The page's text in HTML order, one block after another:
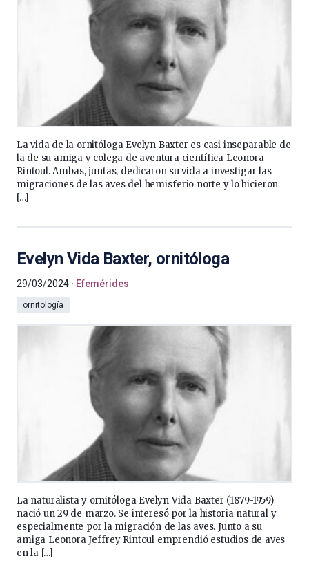
La vida de la ornitóloga Evelyn Baxter es casi inseparable de
la de su amiga y colega de aventura científica Leonora
Rintoul. Ambas, juntas, dedicaron su vida a investigar las
migraciones de las aves del hemisferio norte y lo hicieron
[…]
Evelyn Vida Baxter, ornitóloga
29/03/2024 Efemérides
ornitología
La naturalista y ornitóloga Evelyn Vida Baxter (1879-1959)
nació un 29 de marzo. Se interesó por la historia natural y
especialmente por la migración de las aves. Junto a su
amiga Leonora Jeffrey Rintoul emprendió estudios de aves
en la […]